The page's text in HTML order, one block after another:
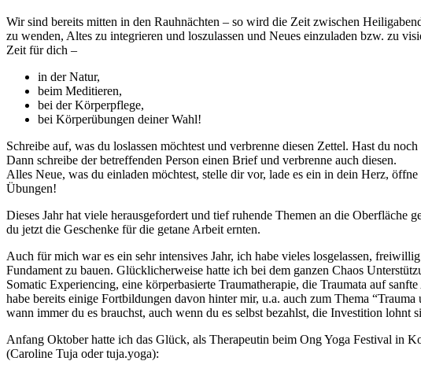
Wir sind bereits mitten in den Rauhnächten – so wird die Zeit zwischen
zu wenden, Altes zu integrieren und loszulassen und Neues einzuladen bzw. zu
Zeit für dich –
in der Natur,
beim Meditieren,
bei der Körperpflege,
bei Körperübungen deiner Wahl!
Schreibe auf, was du loslassen möchtest und verbrenne diesen Zettel. Hast du
Dann schreibe der betreffenden Person einen Brief und verbrenne auch diesen.
Alles Neue, was du einladen möchtest, stelle dir vor, lade es ein in dein Herz,
Übungen!
Dieses Jahr hat viele herausgefordert und tief ruhende Themen an die Oberfläche
du jetzt die Geschenke für die getane Arbeit ernten.
Auch für mich war es ein sehr intensives Jahr, ich habe vieles losgelassen,
Fundament zu bauen. Glücklicherweise hatte ich bei dem ganzen Chaos
Somatic Experiencing, eine körperbasierte Traumatherapie, die Traumata auf
habe bereits einige Fortbildungen davon hinter mir, u.a. auch zum Thema
wann immer du es brauchst, auch wenn du es selbst bezahlst, die Investition lohnt
Anfang Oktober hatte ich das Glück, als Therapeutin beim Ong Yoga Festival in
(Caroline Tuja oder tuja.yoga):